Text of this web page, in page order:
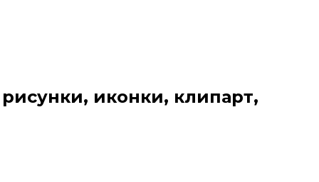
иконки, клипарт,